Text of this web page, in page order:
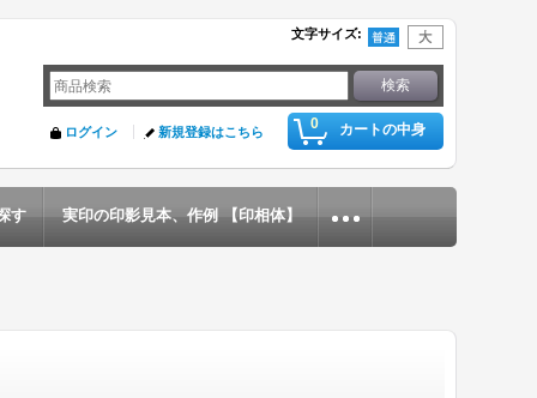
文字サイズ:
0 カートの中身
ログイン 新規登録はこちら
す 実印の印影見本、作例 【印相体】